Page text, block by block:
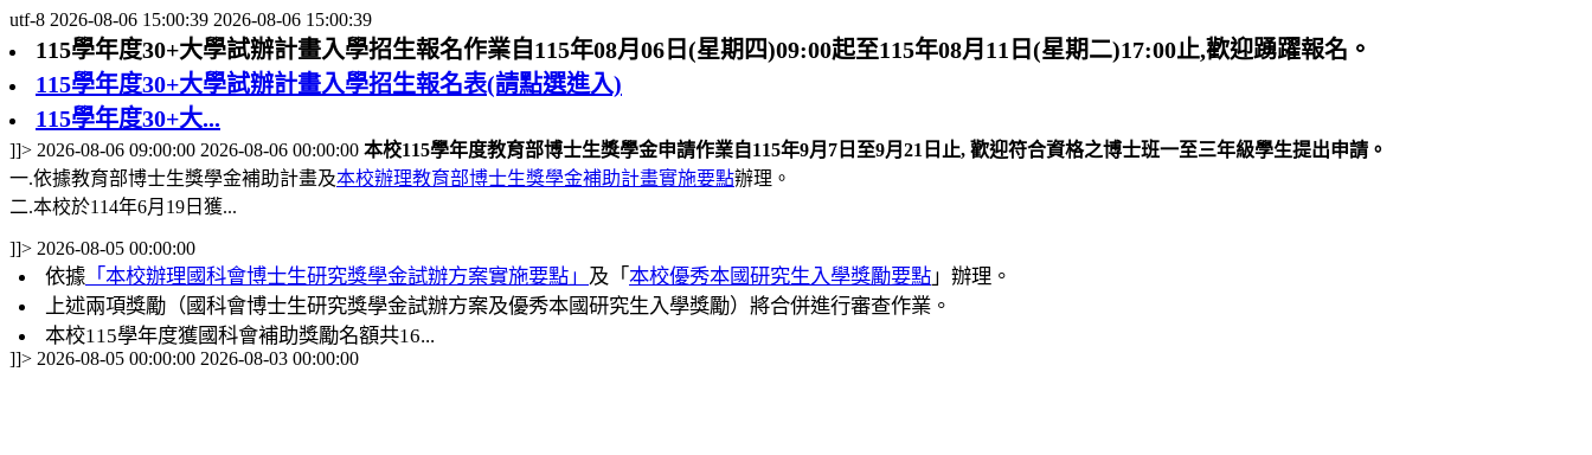
utf-8 2026-08-06 15:00:39 2026-08-06 15:00:39
115學年度30+大學試辦計畫入學招生報名作業自115年08月06日(星期四)09:00起至115年08月11日(星期二)17:00止,歡迎踴躍報名。
115學年度30+大學試辦計畫入學招生報名表(請點選進入)
115學年度30+大...
]]> 2026-08-06 09:00:00 2026-08-06 00:00:00 本校115學年度教育部博士生獎學金申請作業自115年9月7日至9月21日止, 歡迎符合資格之博士班一至三年級學生提出申請。
一.依據教育部博士生獎學金補助計畫及本校辦理教育部博士生獎學金補助計畫實施要點辦理。
二.本校於114年6月19日獲...
]]> 2026-08-05 00:00:00
依據 「本校辦理國科會博士生研究獎學金試辦方案實施要點」 及「 本校優秀本國研究生入學獎勵要點 」辦理。
上述兩項獎勵（國科會博士生研究獎學金試辦方案及優秀本國研究生入學獎勵）將合併進行審查作業。
本校115學年度獲國科會補助獎勵名額共16...
]]> 2026-08-05 00:00:00 2026-08-03 00:00:00